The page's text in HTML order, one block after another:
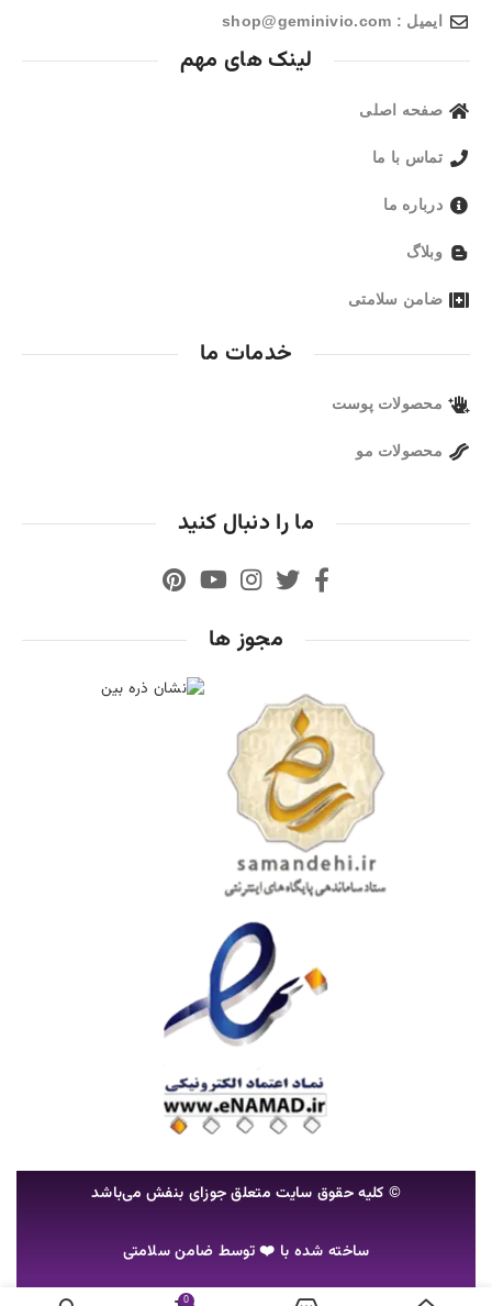
ایمیل : shop@geminivio.com​
لینک های مهم
صفحه اصلی
تماس با ما
درباره ما
وبلاگ
ضامن سلامتی
خدمات ما
محصولات پوست
محصولات مو
ما را دنبال کنید
مجوز ها
© کلیه حقوق سایت متعلق جوزای بنفش می‌باشد
ساخته شده با ❤️ توسط ضامن سلامتی
0